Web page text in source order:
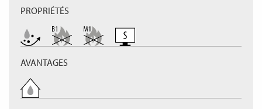
PROPRIÉTÉS
AVANTAGES